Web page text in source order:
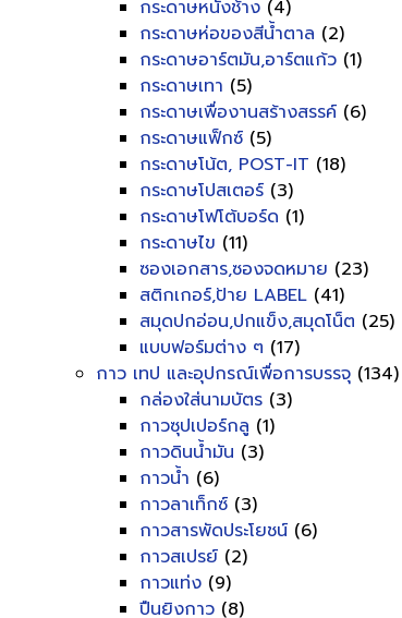
กระดาษหนังช้าง (4)
กระดาษห่อของสีน้ำตาล (2)
กระดาษอาร์ตมัน,อาร์ตแก้ว (1)
กระดาษเทา (5)
กระดาษเพื่องานสร้างสรรค์ (6)
กระดาษแฟ็กซ์ (5)
กระดาษโน้ต, POST-IT (18)
กระดาษโปสเตอร์ (3)
กระดาษโฟโต้บอร์ด (1)
กระดาษไข (11)
ซองเอกสาร,ซองจดหมาย (23)
สติกเกอร์,ป้าย LABEL (41)
สมุดปกอ่อน,ปกแข็ง,สมุดโน็ต (25)
แบบฟอร์มต่าง ๆ (17)
กาว เทป และอุปกรณ์เพื่อการบรรจุ (134)
กล่องใส่นามบัตร (3)
กาวซุปเปอร์กลู (1)
กาวดินน้ำมัน (3)
กาวน้ำ (6)
กาวลาเท็กซ์ (3)
กาวสารพัดประโยชน์ (6)
กาวสเปรย์ (2)
กาวแท่ง (9)
ปืนยิงกาว (8)